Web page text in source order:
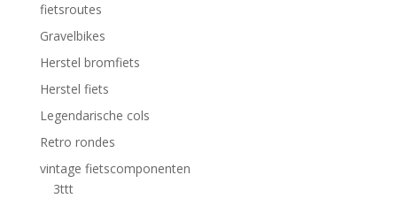
fietsroutes
Gravelbikes
Herstel bromfiets
Herstel fiets
Legendarische cols
Retro rondes
vintage fietscomponenten
3ttt